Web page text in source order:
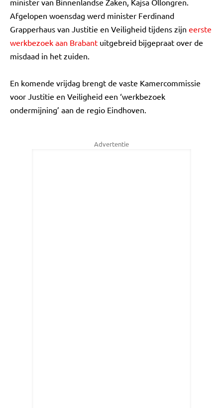
minister van Binnenlandse Zaken, Kajsa Ollongren.
Afgelopen woensdag werd minister Ferdinand
Grapperhaus van Justitie en Veiligheid tijdens zijn eerste
werkbezoek aan Brabant uitgebreid bijgepraat over de
misdaad in het zuiden.
En komende vrijdag brengt de vaste Kamercommissie
voor Justitie en Veiligheid een ‘werkbezoek
ondermijning’ aan de regio Eindhoven.
Advertentie